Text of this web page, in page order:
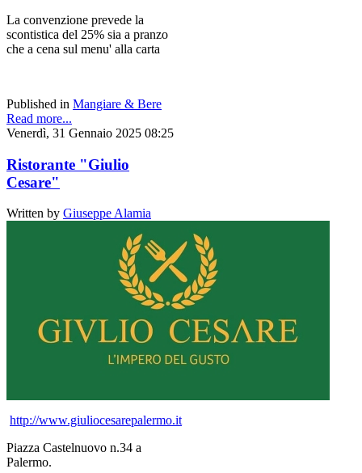
La convenzione prevede la
scontistica del 25% sia a pranzo
che a cena sul menu' alla carta
Published in Mangiare & Bere
Read more...
Venerdì, 31 Gennaio 2025 08:25
Ristorante "Giulio
Cesare"
Written by Giuseppe Alamia
http://www.giuliocesarepalermo.it
Piazza Castelnuovo n.34 a
Palermo.